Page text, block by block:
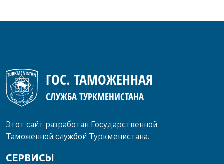
ГОС. ТАМОЖЕННАЯ
СЛУЖБА ТУРКМЕНИСТАНА
Этот сайт разработан Государственной
Таможенной службой Туркменистана.
СЕРВИСЫ